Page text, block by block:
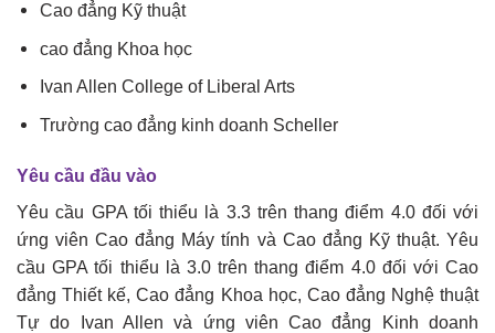
Cao đẳng Kỹ thuật
cao đẳng Khoa học
Ivan Allen College of Liberal Arts
Trường cao đẳng kinh doanh Scheller
Yêu cầu đầu vào
Yêu cầu GPA tối thiểu là 3.3 trên thang điểm 4.0 đối với
ứng viên Cao đẳng Máy tính và Cao đẳng Kỹ thuật. Yêu
cầu GPA tối thiểu là 3.0 trên thang điểm 4.0 đối với Cao
đẳng Thiết kế, Cao đẳng Khoa học, Cao đẳng Nghệ thuật
Tự do Ivan Allen và ứng viên Cao đẳng Kinh doanh